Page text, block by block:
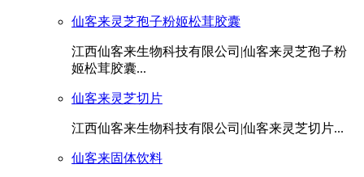
仙客来灵芝孢子粉姬松茸胶囊
江西仙客来生物科技有限公司|仙客来灵芝孢子粉
姬松茸胶囊...
仙客来灵芝切片
江西仙客来生物科技有限公司|仙客来灵芝切片...
仙客来固体饮料